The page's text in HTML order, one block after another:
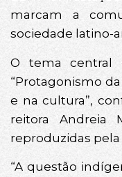
marcam a
sociedade latino-
O tema central
“Protagonismo
e na cultura”,
reitora Andreia
reproduzidas pela
“A questão